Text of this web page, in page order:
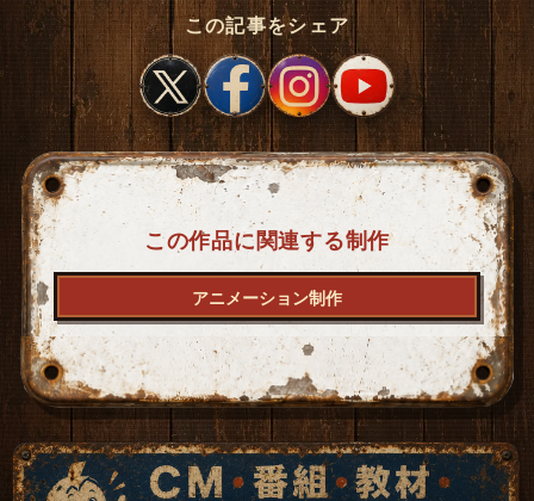
この記事をシェア
この作品に関連する制作
アニメーション制作